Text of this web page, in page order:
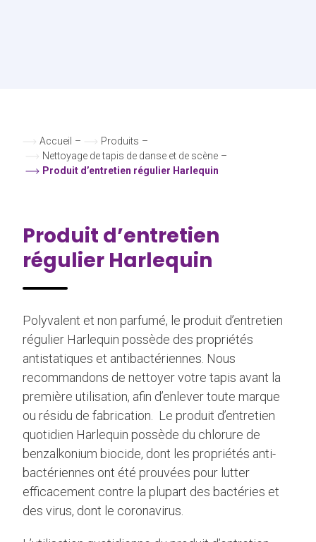
Accueil – Produits –
Nettoyage de tapis de danse et de scène –
Produit d’entretien régulier Harlequin
Produit d’entretien
régulier Harlequin
Polyvalent et non parfumé, le produit d’entretien
régulier Harlequin possède des propriétés
antistatiques et antibactériennes. Nous
recommandons de nettoyer votre tapis avant la
première utilisation, afin d’enlever toute marque
ou résidu de fabrication. Le produit d’entretien
quotidien Harlequin possède du chlorure de
benzalkonium biocide, dont les propriétés anti-
bactériennes ont été prouvées pour lutter
efficacement contre la plupart des bactéries et
des virus, dont le coronavirus.